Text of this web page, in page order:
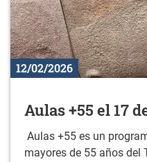
12/02/2026
Aulas +55 el 17
Aulas +55 es un
mayores de 55 años del